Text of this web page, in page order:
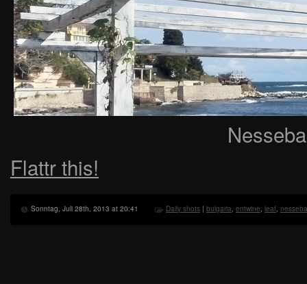
Flattr this!
Sonntag, Juli 28th, 2013 at 20:41 Daily shots | bulgaria, entwine, leaf,